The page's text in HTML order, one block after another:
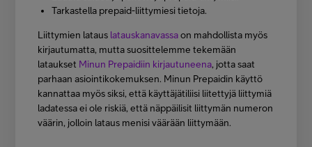
Tarkastella prepaid-liittymiesi tietoja.
Liittymien lataus latauskanavassaon mahdollista myös
kirjautumatta, mutta suosittelemme tekemään
lataukset Minun Prepaidiin kirjautuneena, jotta saat
parhaan asiointikokemuksen. Minun Prepaidin käyttö
kannattaa myös siksi, että käyttäjätiliisi liitettyjä liittymiä
ladatessa ei ole riskiä, että näppäilisit liittymän numeron
väärin, jolloin lataus menisi väärään liittymään.